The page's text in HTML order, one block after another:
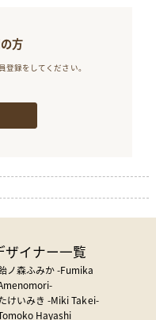
方
登録をしてください。
ザイナー一覧
ノ森ふみか -Fumika
けいみき -Miki Takei-
Hayashi